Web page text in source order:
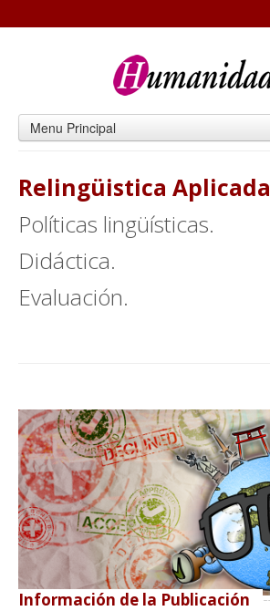
Menu Principal
Relingüistica Aplicada
Políticas lingüísticas.
Didáctica.
Evaluación.
Información de la Publicación